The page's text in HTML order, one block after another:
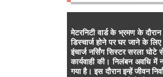
मेटरनिटी वार्ड के भ्रमण के
डिस्चार्ज होने पर घर जाने के
इंचार्ज नर्सिंग सिस्टर सरला
कार्यवाही की। निलंबन अवधि में
गया है। इस दौरान इन्हें जीवन